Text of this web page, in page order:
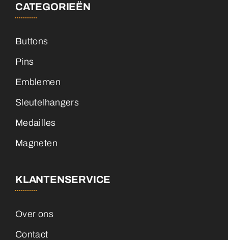
CATEGORIEËN
Buttons
Pins
Emblemen
Sleutelhangers
Medailles
Magneten
KLANTENSERVICE
Over ons
Contact